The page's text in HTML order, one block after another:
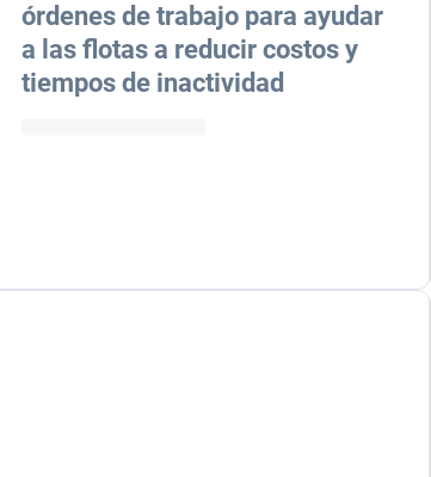
órdenes de trabajo para ayudar
a las flotas a reducir costos y
tiempos de inactividad